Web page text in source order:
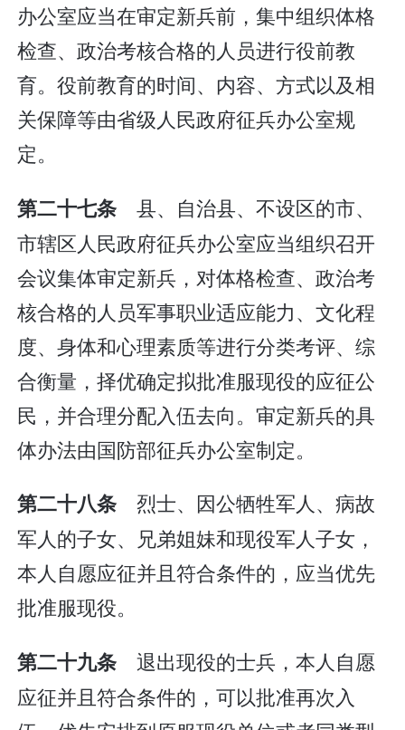
办公室应当在审定新兵前，集中组织体格
检查、政治考核合格的人员进行役前教
育。役前教育的时间、内容、方式以及相
关保障等由省级人民政府征兵办公室规
定。
第二十七条 县、自治县、不设区的市、
市辖区人民政府征兵办公室应当组织召开
会议集体审定新兵，对体格检查、政治考
核合格的人员军事职业适应能力、文化程
度、身体和心理素质等进行分类考评、综
合衡量，择优确定拟批准服现役的应征公
民，并合理分配入伍去向。审定新兵的具
体办法由国防部征兵办公室制定。
第二十八条 烈士、因公牺牲军人、病故
军人的子女、兄弟姐妹和现役军人子女，
本人自愿应征并且符合条件的，应当优先
批准服现役。
第二十九条 退出现役的士兵，本人自愿
应征并且符合条件的，可以批准再次入